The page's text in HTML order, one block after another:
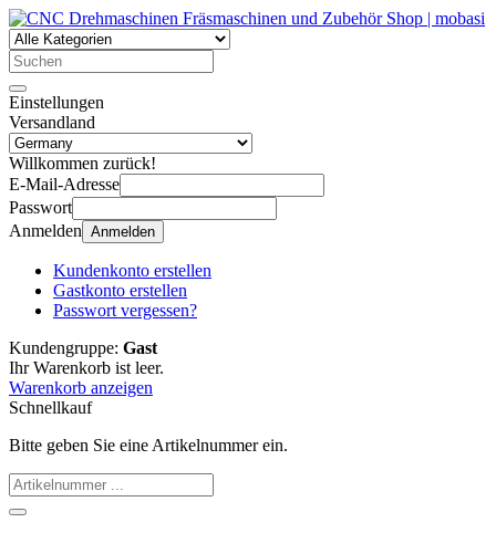
Einstellungen
Versandland
Willkommen zurück!
E-Mail-Adresse
Passwort
Anmelden Anmelden
Kundenkonto erstellen
Gastkonto erstellen
Passwort vergessen?
Kundengruppe: Gast
Ihr Warenkorb ist leer.
Warenkorb anzeigen
Schnellkauf
Bitte geben Sie eine Artikelnummer ein.